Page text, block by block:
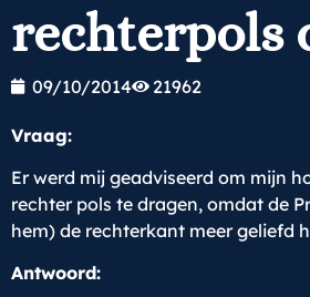
rechterpols
09/10/2014 21962
Vraag:
Er werd mij geadviseerd om mijn
rechter pols te dragen, omdat de
hem) de rechterkant meer geliefd
Antwoord: